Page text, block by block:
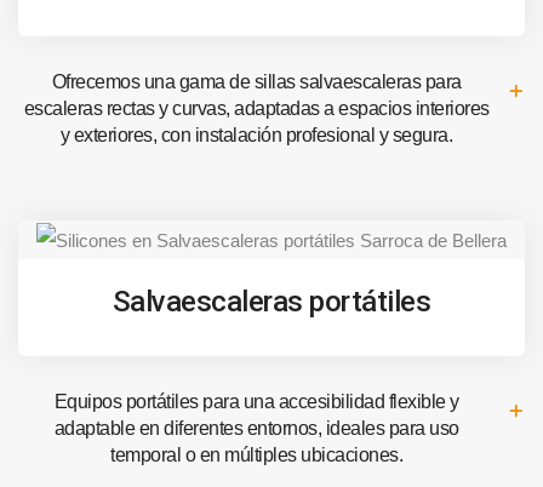
Ofrecemos una gama de sillas salvaescaleras para
escaleras rectas y curvas, adaptadas a espacios interiores
y exteriores, con instalación profesional y segura.
Salvaescaleras portátiles
Equipos portátiles para una accesibilidad flexible y
adaptable en diferentes entornos, ideales para uso
temporal o en múltiples ubicaciones.